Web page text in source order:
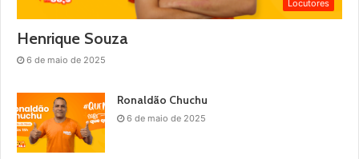
Locutores
Henrique Souza
6 de maio de 2025
Ronaldão Chuchu
6 de maio de 2025